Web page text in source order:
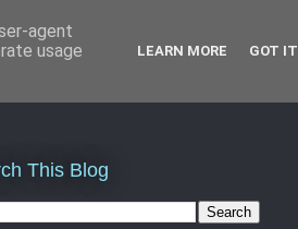
This Blog
agent
usage
LEARN MORE GOT IT